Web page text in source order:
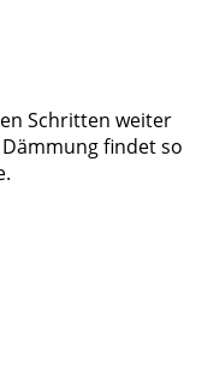
Schritten weiter
findet so